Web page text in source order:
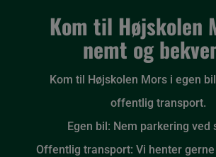
Kom til Højskolen
nemt og
Kom til Højskolen Mors i egen
offentlig transport.
Egen bil: Nem parkering ved
Offentlig transport: Vi henter